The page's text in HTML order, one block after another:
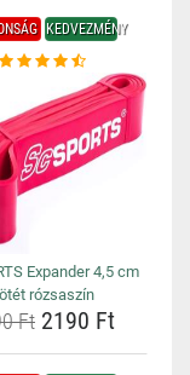
KEDVEZMÉNY
Expander 4,5 cm
rózsaszín
Ft 2190 Ft